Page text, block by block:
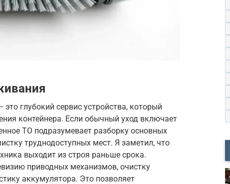
глубокий сервис устройства, который
контейнера. Если обычный уход включает
ТО подразумевает разборку основных
труднодоступных мест. Я заметил, что
выходит из строя раньше срока.
приводных механизмов, очистку
аккумулятора. Это позволяет